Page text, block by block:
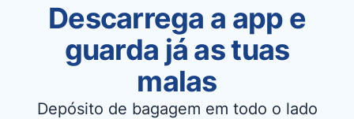
Descarrega a app e
guarda já as tuas
malas
Depósito de bagagem em todo o lado